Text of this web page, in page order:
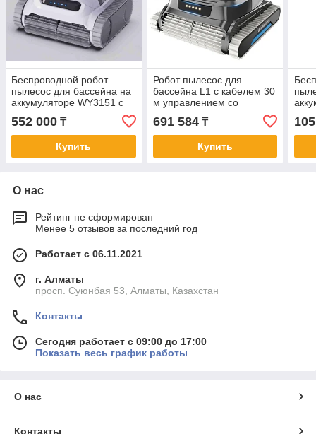
Беспроводной робот
пылесос для бассейна на
аккумуляторе WY3151 с
управлением со
смартфона
552 000 ₸
Купить
Робот пылесос для
бассейна L1 с кабелем 30
м управлением со
смартфона
691 584₸
Купить
О нас
Рейтинг не сформирован
Менее 5 отзывов за последний год
Работает с 06.11.2021
г. Алматы
просп. Суюнбая 53, Алматы, Казахстан
Контакты
Сегодня работает с 09:00 до 17:00
Показать весь график работы
О нас
Контакты